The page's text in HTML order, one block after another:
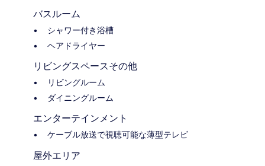
バスルーム
シャワー付き浴槽
ヘアドライヤー
リビングスペースその他
リビングルーム
ダイニングルーム
エンターテインメント
ケーブル放送で視聴可能な薄型テレビ
屋外エリア